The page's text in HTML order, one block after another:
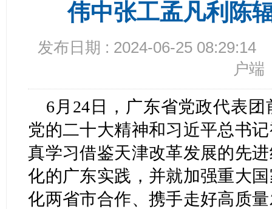
伟中张工孟凡利陈
发布日期 : 2024-06-25 08:29:14
户端
6月24日，广东省党政代表
党的二十大精神和习近平总书
真学习借鉴天津改革发展的先
化的广东实践，并就加强重大
化两省市合作、携手走好高质